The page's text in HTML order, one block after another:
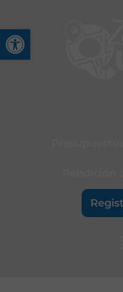
Abrir barra